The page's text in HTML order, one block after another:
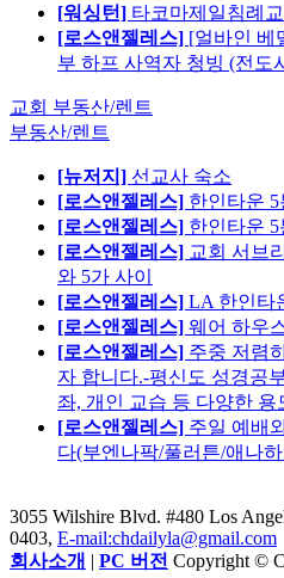
[워싱턴] 타코마제일침례
[로스앤젤레스] [얼바인 베
부 하프 사역자 청빙 (전도
교회 부동산/렌트
부동산/렌트
[뉴저지] 선교사 숙소
[로스앤젤레스] 한인타운
[로스앤젤레스] 한인타운
[로스앤젤레스] 교회 서브
와 5가 사이
[로스앤젤레스] LA 한인타
[로스앤젤레스] 웨어 하우
[로스앤젤레스] 주중 저렴
자 합니다.-평신도 성경공
좌, 개인 교습 등 다양한 용
[로스앤젤레스] 주일 예배
다(부엔나팍/풀러튼/애나
3055 Wilshire Blvd. #480 Los
0403, E-mail:chdailyla@gmail.com
회사소개 | PC 버전 Copyright ©